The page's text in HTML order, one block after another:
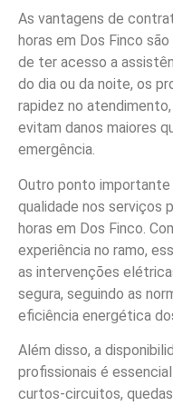
As vantagens de
horas em Dos Finco
de ter acesso a
do dia ou da noite, os
rapidez no
evitam danos maiores
emergência.
Outro ponto importante
qualidade nos serviços
horas em Dos Finco.
experiência no ramo,
as intervenções
segura, seguindo as
eficiência energética
Além disso, a
profissionais é
curtos-circuitos,